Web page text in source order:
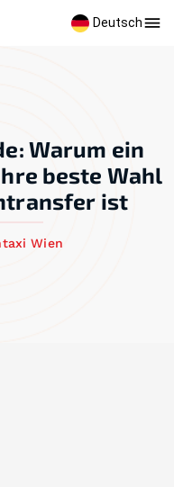
Deutsch
Warum ein
beste Wahl
ist
Wien